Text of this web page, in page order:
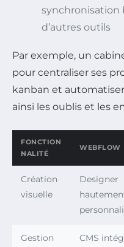
synchronisation
d’autres outils
Par exemple, un
pour centraliser ses
kanban et
ainsi les oublis et les
FONCTION
NALITÉ
WEBFLOW
Création
visuelle
Designer
Gestion
CMS